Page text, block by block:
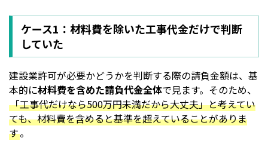
ケース1：材料費を除いた工事代金だけで判断
していた
建設業許可が必要かどうかを判断する際の請負金額は、基
本的に材料費を含めた請負代金全体で見ます。そのため、
「工事代だけなら500万円未満だから大丈夫」と考えてい
ても、材料費を含めると基準を超えていることがありま
す。